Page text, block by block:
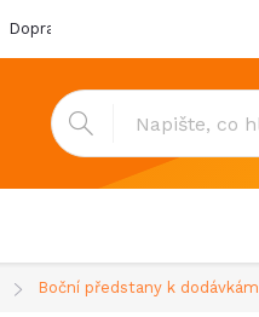
Doprava & platba
Boční předstany k dodávkám